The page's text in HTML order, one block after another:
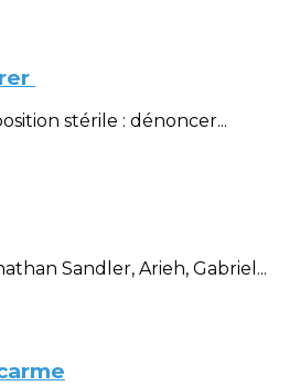
stérile : dénoncer...
Sandler, Arieh, Gabriel...